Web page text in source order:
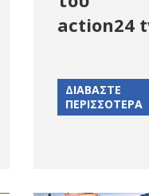
action24
ΔΙΑΒΑΣΤΕ
ΠΕΡΙΣΣΟΤΕΡΑ